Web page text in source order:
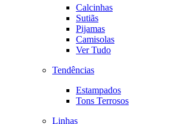
Calcinhas
Sutiãs
Pijamas
Camisolas
Ver Tudo
Tendências
Estampados
Tons Terrosos
Linhas